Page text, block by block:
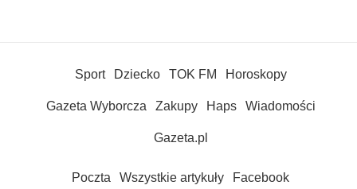
Sport Dziecko TOK FM Horoskopy
Gazeta Wyborcza Zakupy Haps Wiadomości
Gazeta.pl
Poczta Wszystkie artykuły Facebook